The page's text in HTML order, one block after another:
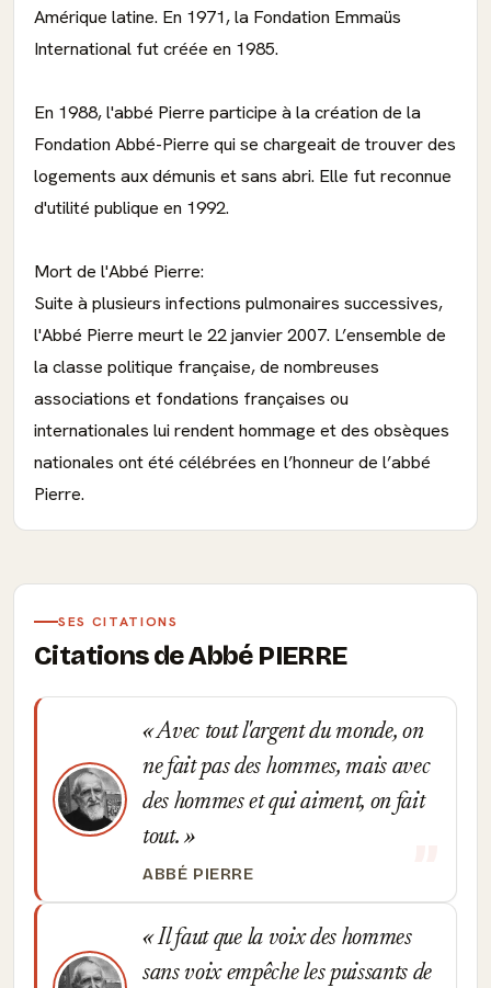
Amérique latine. En 1971, la Fondation Emmaüs
International fut créée en 1985.
En 1988, l'abbé Pierre participe à la création de la
Fondation Abbé-Pierre qui se chargeait de trouver des
logements aux démunis et sans abri. Elle fut reconnue
d'utilité publique en 1992.
Mort de l'Abbé Pierre:
Suite à plusieurs infections pulmonaires successives,
l'Abbé Pierre meurt le 22 janvier 2007. L’ensemble de
la classe politique française, de nombreuses
associations et fondations françaises ou
internationales lui rendent hommage et des obsèques
nationales ont été célébrées en l’honneur de l’abbé
Pierre.
SES CITATIONS
Citations de Abbé PIERRE
Avec tout l'argent du monde, on
ne fait pas des hommes, mais avec
des hommes et qui aiment, on fait
tout.
ABBÉ PIERRE
Il faut que la voix des hommes
sans voix empêche les puissants de